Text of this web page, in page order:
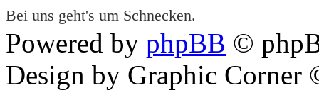
Bei uns geht's um Schnecken.
Powered by phpBB ©
Design by Graphic Corner